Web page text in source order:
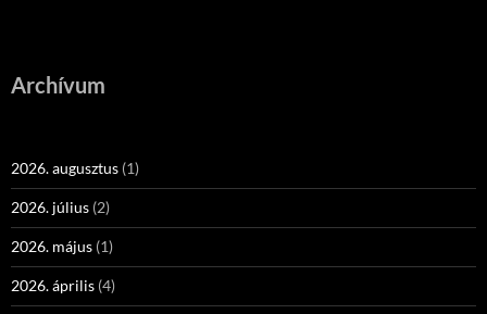
Archívum
2026. augusztus (1)
2026. július (2)
2026. május (1)
2026. április (4)